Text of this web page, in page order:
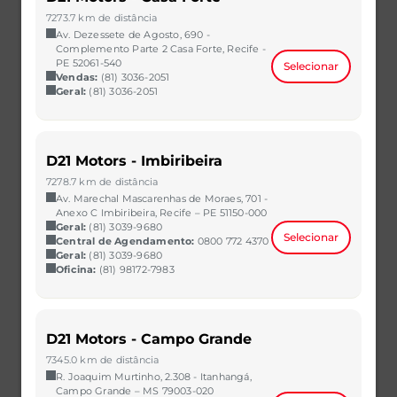
R$ 60.990,00
CAOA Chery | D21 - São Bernardo do Campo
R$ 61.990,00
7273.7 km de distância
Av. Dezessete de Agosto, 690 -
Complemento Parte 2 Casa Forte, Recife -
PE 52061-540
Vendas: (81) 3036-2051
Geral: (81) 3036-2051
Selecionar
D21 Motors - Imbiribeira
7278.7 km de distância
Av. Marechal Mascarenhas de Moraes, 701 -
Anexo C Imbiribeira, Recife – PE 51150-000
Geral: (81) 3039-9680
Central de Agendamento: 0800 772 4370
Geral: (81) 3039-9680
Oficina: (81) 98172-7983
Selecionar
D21 Motors - Campo Grande
7345.0 km de distância
R. Joaquim Murtinho, 2.308 - Itanhangá,
Campo Grande – MS 79003-020